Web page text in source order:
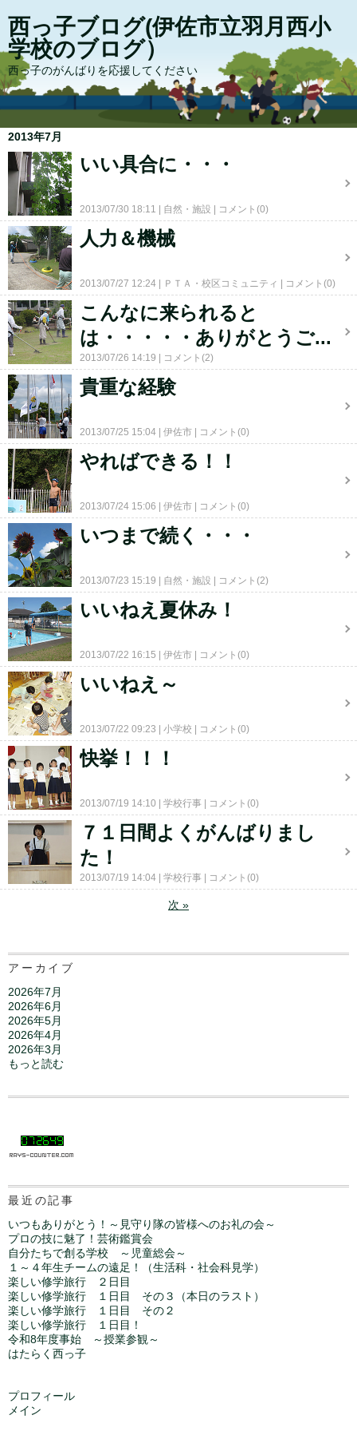
西っ子ブログ(伊佐市立羽月西小
学校のブログ）
西っ子のがんばりを応援してください
2013年7月
いい具合に・・・
2013/07/30 18:11 自然・施設 コメント(0)
人力＆機械
2013/07/27 12:24 ＰＴＡ・校区コミュニティ コメント(0)
こんなに来られると
は・・・・・ありがとうご...
2013/07/26 14:19 コメント(2)
貴重な経験
2013/07/25 15:04 伊佐市 コメント(0)
やればできる！！
2013/07/24 15:06 伊佐市 コメント(0)
いつまで続く・・・
2013/07/23 15:19 自然・施設 コメント(2)
いいねえ夏休み！
2013/07/22 16:15 伊佐市 コメント(0)
いいねえ～
2013/07/22 09:23 小学校 コメント(0)
快挙！！！
2013/07/19 14:10 学校行事 コメント(0)
７１日間よくがんばりまし
た！
2013/07/19 14:04 学校行事 コメント(0)
次 »
アーカイブ
2026年7月
2026年6月
2026年5月
2026年4月
2026年3月
もっと読む
最近の記事
いつもありがとう！～見守り隊の皆様へのお礼の会～
プロの技に魅了！芸術鑑賞会
自分たちで創る学校 ～児童総会～
１～４年生チームの遠足！（生活科・社会科見学）
楽しい修学旅行 ２日目
楽しい修学旅行 １日目 その３（本日のラスト）
楽しい修学旅行 １日目 その２
楽しい修学旅行 １日目！
令和8年度事始 ～授業参観～
はたらく西っ子
プロフィール
メイン